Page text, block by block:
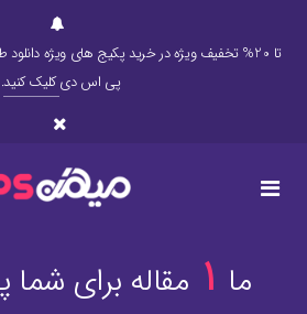
تا 20% تخفیف ویژه در خرید پکیج های ویژه
پی اس دیکلیک کنید.
ما 1 مقاله برای شما